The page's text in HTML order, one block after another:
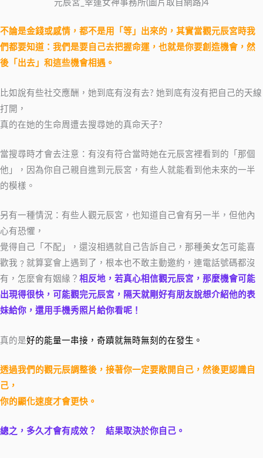
元辰宮_幸運女神事務所(圖片取自網路)4
不論是金錢或感情，都不是用「等」出來的，其實當觀元辰宮時我
們都要知道：我們是要自己去把握命運，也就是你要創造機會，然
後「出去」和這些機會相遇。
比如說有些社交應酬，她到底有沒有去? 她到底有沒有把自己的天線
打開，
真的在她的生命周遭去搜尋她的真命天子?
當搜尋時才會去注意：有沒有符合當時她在元辰宮裡看到的「那個
他」，因為你自己親自進到元辰宮，有些人就能看到他未來的一半
的模樣。
另有一種情況：有些人觀元辰宮，也知道自己會有另一半，但他內
心有恐懼，
覺得自己「不配」，還沒相遇就自己告訴自己，那種美女怎可能喜
歡我﹖就算宴會上遇到了，根本也不敢主動邀約，連電話號碼都沒
有，怎麼會有姻緣？ 相反地，若真心相信觀元辰宮，那麼機會可能
出現得很快，可能觀完元辰宮，隔天就剛好有朋友說想介紹他的表
妹給你，還用手機秀照片給你看呢！
真的是好的能量一串接，奇蹟就無時無刻的在發生。
透過我們的觀元辰調整後，接著你一定要敞開自己，然後更認識自
己，
你的顯化速度才會更快。
總之，多久才會有成效？ 結果取決於你自己。